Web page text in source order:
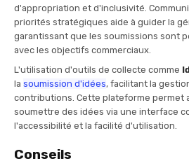
d'appropriation et d'inclusivité.
priorités stratégiques aide à guider la
garantissant que les soumissions sont
avec les objectifs commerciaux.
L'utilisation d'outils de collecte comme
la soumission d'idées, facilitant la
contributions. Cette plateforme permet
soumettre des idées via une interface
l'accessibilité et la facilité d'utilisation.
Conseils